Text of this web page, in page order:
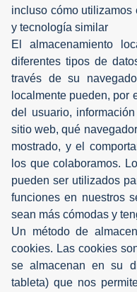
incluso cómo
y tecnología similar
El almacenamiento
diferentes tipos de
través de su
localmente pueden, por
del usuario,
sitio web, qué
mostrado, y el
los que colaboramos.
pueden ser utilizados
funciones en nuestros
sean más cómodas y
Un método de
cookies. Las cookies
se almacenan en su
tableta) que nos